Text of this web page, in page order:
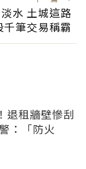
水 土城這路
千筆交易稱霸
退租牆壁慘刮
：「防火